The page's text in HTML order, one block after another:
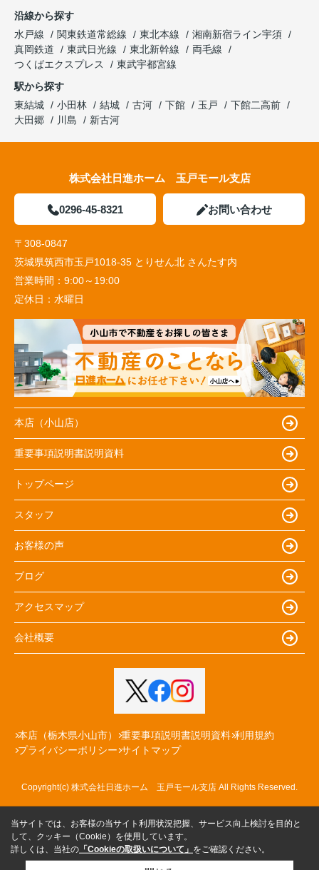
沿線から探す
水戸線
関東鉄道常総線 東北本線
湘南新宿ライン宇須
真岡鉄道
東武日光線 東北新幹線
両毛線
つくばエクスプレス
東武宇都宮線
駅から探す
東結城
小田林 結城 古河 下館 玉戸
下館二高前
大田郷
川島 新古河
株式会社日進ホーム 玉戸モール支店
0296-45-8321 お問い合わせ
〒308-0847
茨城県筑西市玉戸1018-35 とりせん北 さんたす内
営業時間： 9:00～19:00
定休日： 水曜日
本店（小山店）
重要事項説明書説明資料
トップページ
スタッフ
お客様の声
ブログ
アクセスマップ
会社概要
本店（栃木県小山市） 重要事項説明書説明資料 利用規約
プライバシーポリシー サイトマップ
Copyright(c) 株式会社日進ホーム 玉戸モール支店 All Rights Reserved.
当サイトでは、お客様の当サイト利用状況把握、サービス向上検討を目的と
して、クッキー（Cookie）を使用しています。
詳しくは、当社の 「Cookieの取扱いについて」 をご確認ください。